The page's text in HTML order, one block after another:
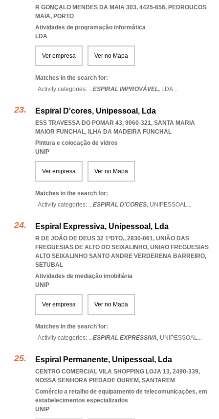
R GONÇALO MENDES DA MAIA 303, 4425-656, PEDROUCOS
MAIA, PORTO
Atividades de programação informática
LDA
Ver empresa Ver no Mapa
Matches in the search for:
Activity categories: ...ESPIRAL IMPROVÁVEL, LDA...
Espiral D'cores, Unipessoal, Lda
ESS TRAVESSA DO POMAR 43, 9060-321, SANTA MARIA
MAIOR FUNCHAL, ILHA DA MADEIRA FUNCHAL
Pintura e colocação de vidros
UNIP
Ver empresa Ver no Mapa
Matches in the search for:
Activity categories: ...ESPIRAL D'CORES, UNIPESSOAL...
Espiral Expressiva, Unipessoal, Lda
R DE JOÃO DE DEUS 32 1ºDTO., 2830-061, UNIÃO DAS
FREGUESIAS DE ALTO DO SEIXALINHO, UNIAO FREGUESIAS
ALTO SEIXALINHO SANTO ANDRE VERDERENA BARREIRO,
SETUBAL
Atividades de mediação imobiliária
UNIP
Ver empresa Ver no Mapa
Matches in the search for:
Activity categories: ...ESPIRAL EXPRESSIVA, UNIPESSOAL...
Espiral Permanente, Unipessoal, Lda
CENTRO COMERCIAL VILA SHOPPING LOJA 13, 2490-339,
NOSSA SENHORA PIEDADE OUREM, SANTAREM
Comércio a retalho de equipamento de telecomunicações, em
estabelecimentos especializados
UNIP